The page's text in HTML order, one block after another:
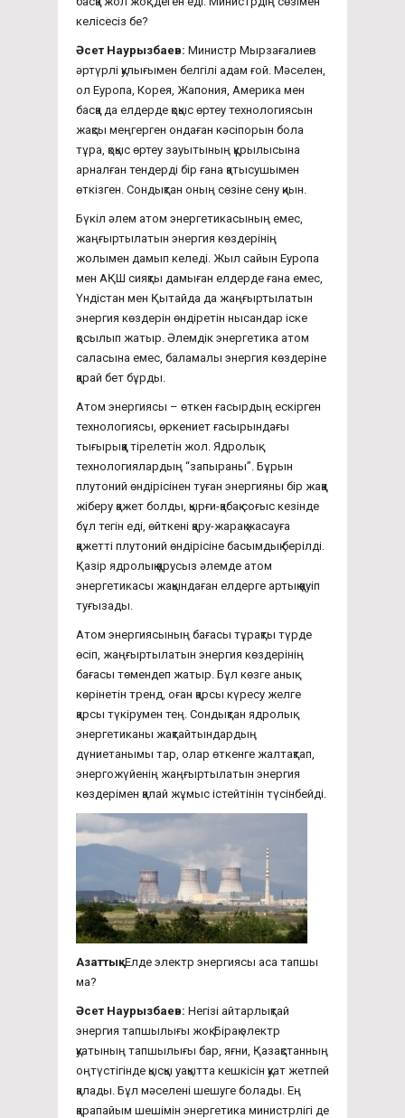
келісесіз бе?
Әсет Наурызбаев: Министр Мырзағалиев
әртүрлі қулығымен белгілі адам ғой. Мәселен,
ол Еуропа, Корея, Жапония, Америка мен
басқа да елдерде қоқыс өртеу технологиясын
жақсы меңгерген ондаған кәсіпорын бола
тұра, қоқыс өртеу зауытының құрылысына
арналған тендерді бір ғана қатысушымен
өткізген. Сондықтан оның сөзіне сену қиын.
Бүкіл әлем атом энергетикасының емес,
жаңғыртылатын энергия көздерінің
жолымен дамып келеді. Жыл сайын Еуропа
мен АҚШ сияқты дамыған елдерде ғана емес,
Үндістан мен Қытайда да жаңғыртылатын
энергия көздерін өндіретін нысандар іске
қосылып жатыр. Әлемдік энергетика атом
саласына емес, баламалы энергия көздеріне
қарай бет бұрды.
Атом энергиясы – өткен ғасырдың ескірген
технологиясы, өркениет ғасырындағы
тығырыққа тірелетін жол. Ядролық
технологиялардың “запыраны”. Бұрын
плутоний өндірісінен туған энергияны бір жаққа
жіберу қажет болды, қырғи-қабақ соғыс кезінде
бұл тегін еді, өйткені қару-жарақ жасауға
қажетті плутоний өндірісіне басымдық берілді.
Қазір ядролық қарусыз әлемде атом
энергетикасы жақындаған елдерге артық қауіп
туғызады.
Атом энергиясының бағасы тұрақты түрде
өсіп, жаңғыртылатын энергия көздерінің
бағасы төмендеп жатыр. Бұл көзге анық
көрінетін тренд, оған қарсы күресу желге
қарсы түкірумен тең. Сондықтан ядролық
энергетиканы жақтайтындардың
дүниетанымы тар, олар өткенге жалтақтап,
энергожүйенің жаңғыртылатын энергия
көздерімен қалай жұмыс істейтінін түсінбейді.
Азаттық:Елде электр энергиясы аса тапшы
ма?
Әсет Наурызбаев: Негізі айтарлықтай
энергия тапшылығы жоқ. Бірақ электр
қуатының тапшылығы бар, яғни, Қазақстанның
оңтүстігінде қысқы уақытта кешкісін қуат жетпей
қалады. Бұл мәселені шешуге болады. Ең
қарапайым шешімін энергетика министрлігі де